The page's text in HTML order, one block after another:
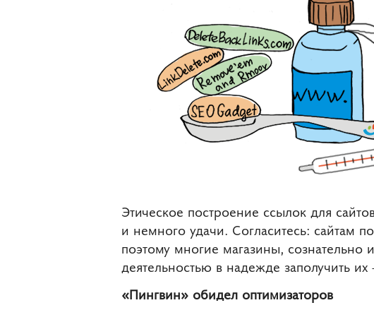
Этическое построение ссылок для
и немного удачи. Согласитесь: сайтам
поэтому многие магазины,
деятельностью в надежде заполучить
«Пингвин» обидел оптимизаторов